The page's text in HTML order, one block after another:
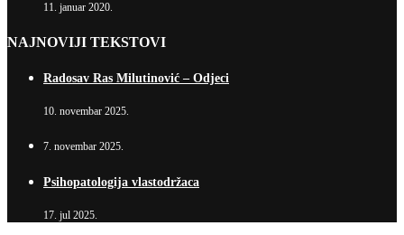
11. januar 2020.
NAJNOVIJI TEKSTOVI
Radosav Ras Milutinović – Odjeci
10. novembar 2025.
7. novembar 2025.
Psihopatologija vlastodržaca
17. jul 2025.